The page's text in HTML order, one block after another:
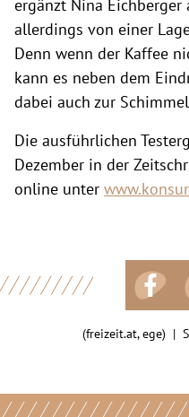
ergänzt Nina
allerdings von einer
Denn wenn der Kaffee
kann es neben dem
dabei auch zur
Die ausführlichen
Dezember in der
online unter
(freizeit.at, ege) |